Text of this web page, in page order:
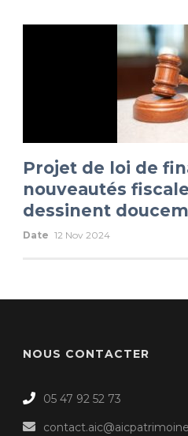
Projet de loi de
nouveautés
dessinent
Date 12 Nov 2024
NOUS CONTACTER
05 47 92 52 73